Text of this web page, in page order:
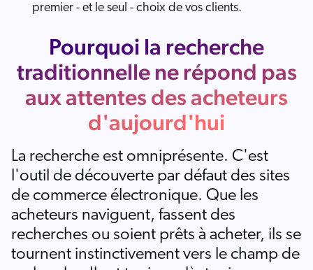
premier - et le seul - choix de vos clients.
Pourquoi la recherche
traditionnelle ne répond pas
aux attentes des acheteurs
d'aujourd'hui
La recherche est omniprésente. C'est
l'outil de découverte par défaut des sites
de commerce électronique. Que les
acheteurs naviguent, fassent des
recherches ou soient prêts à acheter, ils se
tournent instinctivement vers le champ de